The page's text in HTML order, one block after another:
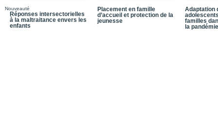
Nouveauté
Réponses intersectorielles
à la maltraitance envers les
enfants
Placement en famille
d’accueil et protection de la
jeunesse
Adaptation
familles
la